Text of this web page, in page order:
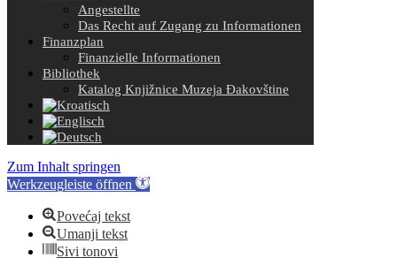
Angestellte
Das Recht auf Zugang zu Informationen
Finanzplan
Finanzielle Informationen
Bibliothek
Katalog Knjižnice Muzeja Đakovštine
Zum Inhalt springen
Werkzeugleiste öffnen
Povećaj tekst
Umanji tekst
Sivi tonovi